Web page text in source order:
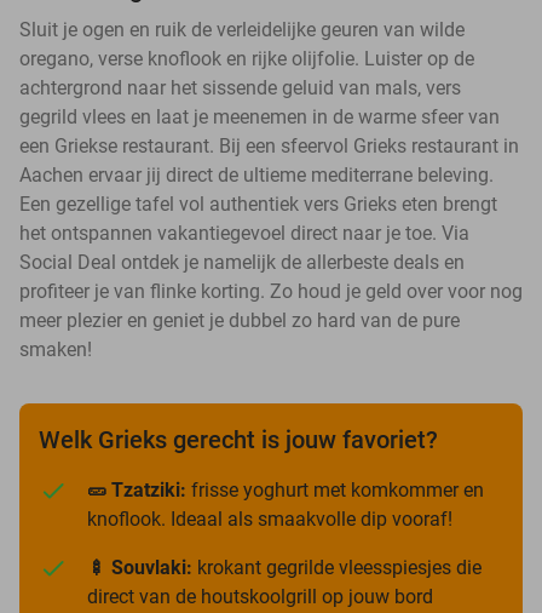
Sluit je ogen en ruik de verleidelijke geuren van wilde
oregano, verse knoflook en rijke olijfolie. Luister op de
achtergrond naar het sissende geluid van mals, vers
gegrild vlees en laat je meenemen in de warme sfeer van
een Griekse restaurant. Bij een sfeervol Grieks restaurant in
Aachen ervaar jij direct de ultieme mediterrane beleving.
Een gezellige tafel vol authentiek vers Grieks eten brengt
het ontspannen vakantiegevoel direct naar je toe. Via
Social Deal ontdek je namelijk de allerbeste deals en
profiteer je van flinke korting. Zo houd je geld over voor nog
meer plezier en geniet je dubbel zo hard van de pure
smaken!
Welk Grieks gerecht is jouw favoriet?
🥒 Tzatziki: frisse yoghurt met komkommer en
knoflook. Ideaal als smaakvolle dip vooraf!
🍢 Souvlaki: krokant gegrilde vleesspiesjes die
direct van de houtskoolgrill op jouw bord